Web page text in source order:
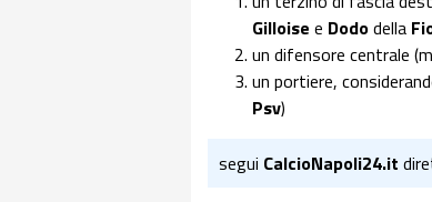
Gilloise e Dododella
un difensore centrale
un portiere,
Psv)
segui CalcioNapoli24.it